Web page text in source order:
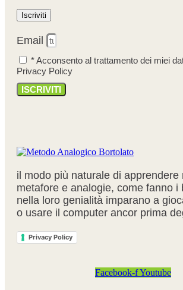
Email
* Acconsento al trattamento dei miei
Privacy Policy
ISCRIVITI
il modo più naturale di apprendere
metafore e analogie, come fanno i
nella loro genialità imparano a
o usare il computer ancor prima
Privacy Policy
Facebook-fYoutube